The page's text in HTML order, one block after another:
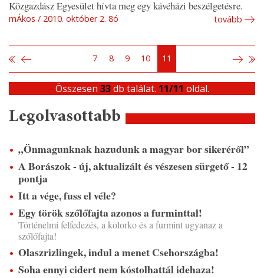
Közgazdász Egyesület hívta meg egy kávéházi beszélgetésre.
mÁkos 2010. október 2. 8ó tovább
7 8 9 10 11
Összesen 33db találat. 11/11 oldal.
Legolvasottabb
„Önmagunknak hazudunk a magyar bor sikeréről”
A Borászok - új, aktualizált és vészesen sürgető - 12
pontja
Itt a vége, fuss el véle?
Egy török szőlőfajta azonos a furminttal!
Történelmi felfedezés, a kolorko és a furmint ugyanaz a
szőlőfajta!
Olaszrizlingek, indul a menet Csehországba!
Soha ennyi cidert nem kóstolhattál idehaza!